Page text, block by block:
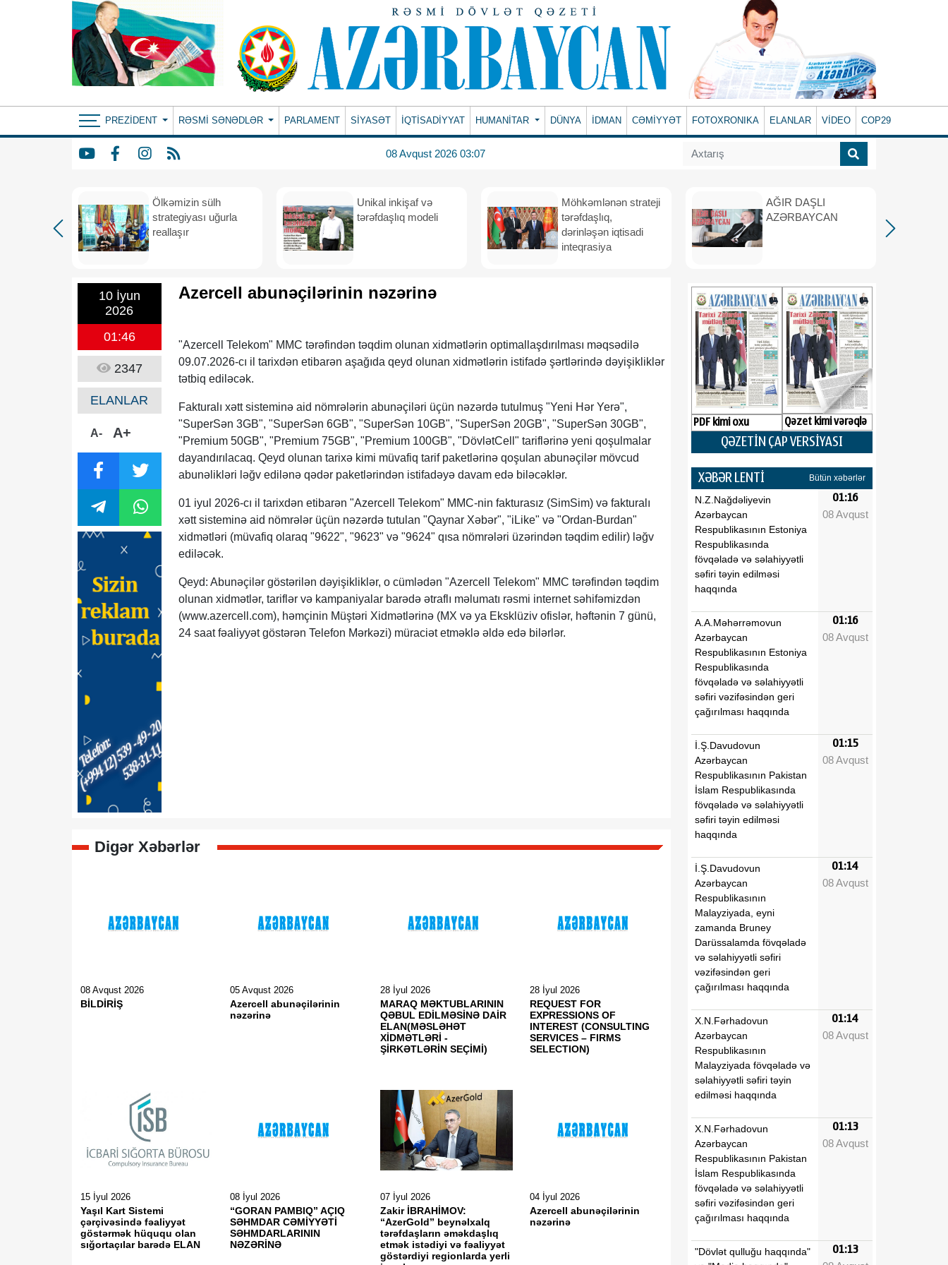
PREZIDENT RƏSMI SƏNƏDLƏR PARLAMENT SİYASƏT İQTİSADİYYAT HUMANITAR DÜNYA İDMAN CƏMİYYƏT FOTOXRONIKA ELANLAR VİDEO COP29
08 Avqust 2026 03:07
Ölkəmizin sülh
strategiyası uğurla
reallaşır
Unikal inkişaf və
tərəfdaşlıq modeli
Möhkəmlənən strateji
tərəfdaşlıq,
dərinləşən iqtisadi
inteqrasiya
AĞIR DAŞLI
AZƏRBAYCAN
10 İyun
2026
01:46
2347
ELANLAR
A- A+
Azercell abunəçilərinin nəzərinə
"Azercell Telekom" MMC tərəfindən təqdim olunan xidmətlərin optimallaşdırılması məqsədilə
09.07.2026-cı il tarixdən etibarən aşağıda qeyd olunan xidmətlərin istifadə şərtlərində dəyişikliklər
tətbiq ediləcək.
Fakturalı xətt sisteminə aid nömrələrin abunəçiləri üçün nəzərdə tutulmuş "Yeni Hər Yerə",
"SuperSən 3GB", "SuperSən 6GB", "SuperSən 10GB", "SuperSən 20GB", "SuperSən 30GB",
"Premium 50GB", "Premium 75GB", "Premium 100GB", "DövlətCell" tariflərinə yeni qoşulmalar
dayandırılacaq. Qeyd olunan tarixə kimi müvafiq tarif paketlərinə qoşulan abunəçilər mövcud
abunəlikləri ləğv edilənə qədər paketlərindən istifadəyə davam edə biləcəklər.
01 iyul 2026-cı il tarixdən etibarən "Azercell Telekom" MMC-nin fakturasız (SimSim) və fakturalı
xətt sisteminə aid nömrələr üçün nəzərdə tutulan "Qaynar Xəbər", "iLike" və "Ordan-Burdan"
xidmətləri (müvafiq olaraq "9622", "9623" və "9624" qısa nömrələri üzərindən təqdim edilir) ləğv
ediləcək.
Qeyd: Abunəçilər göstərilən dəyişikliklər, o cümlədən "Azercell Telekom" MMC tərəfindən təqdim
olunan xidmətlər, tariflər və kampaniyalar barədə ətraflı məlumatı rəsmi internet səhifəmizdən
(www.azercell.com), həmçinin Müştəri Xidmətlərinə (MX və ya Eksklüziv ofislər, həftənin 7 günü,
24 saat fəaliyyət göstərən Telefon Mərkəzi) müraciət etməklə əldə edə bilərlər.
Digər Xəbərlər
08 Avqust 2026
BİLDİRİŞ
05 Avqust 2026
Azercell abunəçilərinin
nəzərinə
28 İyul 2026
MARAQ MƏKTUBLARININ
QƏBUL EDİLMƏSİNƏ DAİR
ELAN(MƏSLƏHƏT
XİDMƏTLƏRİ -
ŞİRKƏTLƏRİN SEÇİMİ)
28 İyul 2026
REQUEST FOR
EXPRESSIONS OF
INTEREST (CONSULTING
SERVICES – FIRMS
SELECTION)
15 İyul 2026
Yaşıl Kart Sistemi
çərçivəsində fəaliyyət
göstərmək hüququ olan
sığortaçılar barədə ELAN
08 İyul 2026
“GORAN PAMBIQ” AÇIQ
SƏHMDAR CƏMİYYƏTİ
SƏHMDARLARININ
NƏZƏRİNƏ
07 İyul 2026
Zakir İBRAHİMOV:
“AzerGold” beynəlxalq
tərəfdaşların əməkdaşlıq
etmək istədiyi və fəaliyyət
göstərdiyi regionlarda yerli
04 İyul 2026
Azercell abunəçilərinin
nəzərinə
PDF kimi oxu Qəzet kimi vərəqlə
QƏZETİN ÇAP VERSİYASI
XƏBƏR LENTİ Bütün xəbərlər
N.Z.Nağdəliyevin
Azərbaycan
Respublikasının Estoniya
Respublikasında
fövqəladə və səlahiyyətli
səfiri təyin edilməsi
haqqında
01:16
08 Avqust
A.A.Məhərrəmovun
Azərbaycan
Respublikasının Estoniya
Respublikasında
fövqəladə və səlahiyyətli
səfiri vəzifəsindən geri
çağırılması haqqında
01:16
08 Avqust
İ.Ş.Davudovun
Azərbaycan
Respublikasının Pakistan
İslam Respublikasında
fövqəladə və səlahiyyətli
səfiri təyin edilməsi
haqqında
01:15
08 Avqust
İ.Ş.Davudovun
Azərbaycan
Respublikasının
Malayziyada, eyni
zamanda Bruney
Darüssalamda fövqəladə
və səlahiyyətli səfiri
vəzifəsindən geri
çağırılması haqqında
01:14
08 Avqust
X.N.Fərhadovun
Azərbaycan
Respublikasının
Malayziyada fövqəladə və
səlahiyyətli səfiri təyin
edilməsi haqqında
01:14
08 Avqust
X.N.Fərhadovun
Azərbaycan
Respublikasının Pakistan
İslam Respublikasında
fövqəladə və səlahiyyətli
səfiri vəzifəsindən geri
çağırılması haqqında
01:13
08 Avqust
"Dövlət qulluğu haqqında"
01:13